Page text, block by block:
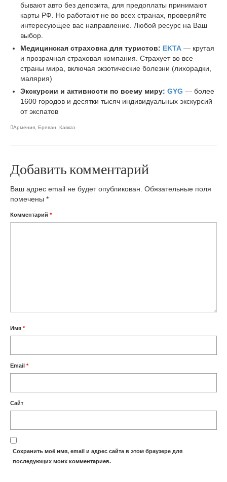
бывают авто без депозита, для предоплаты принимают
карты РФ. Но работают не во всех странах, проверяйте
интересующее вас направление. Любой ресурс на Ваш
выбор.
Медицинская страховка для туристов: EKTA — крутая
и прозрачная страховая компания. Страхует во все
страны мира, включая экзотические болезни (лихорадки,
малярия)
Экскурсии и активности по всему миру: GYG — более
1600 городов и десятки тысяч индивидуальных экскурсий
от экспатов
Армения, Ереван, Кавказ
Добавить комментарий
Ваш адрес email не будет опубликован. Обязательные поля
помечены *
Комментарий *
Имя *
Email *
Сайт
Сохранить моё имя, email и адрес сайта в этом браузере для
последующих моих комментариев.